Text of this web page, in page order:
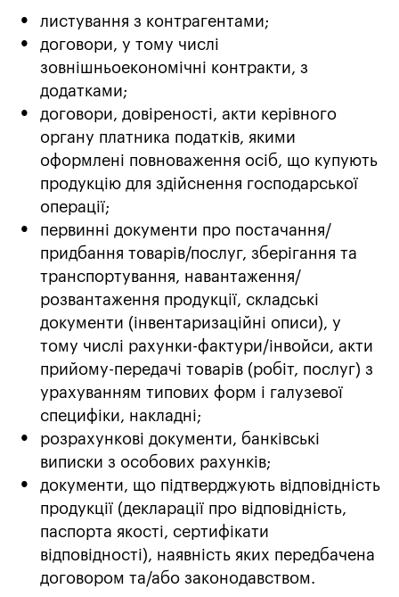
листування з контрагентами;
договори, у тому числі
зовнішньоекономічні контракти, з
додатками;
договори, довіреності, акти керівного
органу платника податків, якими
оформлені повноваження осіб, що купують
продукцію для здійснення господарської
операції;
первинні документи про постачання/
придбання товарів/послуг, зберігання та
транспортування, навантаження/
розвантаження продукції, складські
документи (інвентаризаційні описи), у
тому числі рахунки-фактури/інвойси, акти
прийому-передачі товарів (робіт, послуг) з
урахуванням типових форм і галузевої
специфіки, накладні;
розрахункові документи, банківські
виписки з особових рахунків;
документи, що підтверджують відповідність
продукції (декларації про відповідність,
паспорта якості, сертифікати
відповідності), наявність яких передбачена
договором та/або законодавством.